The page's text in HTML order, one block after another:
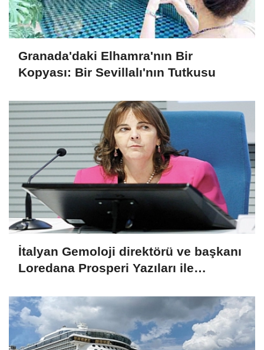
Granada'daki Elhamra'nın Bir
Kopyası: Bir Sevillalı'nın Tutkusu
İtalyan Gemoloji direktörü ve başkanı
Loredana Prosperi Yazıları ile